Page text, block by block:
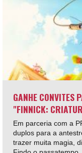
GANHE CONVITES
"FINNICK:
Em parceria com a
duplos para a
trazer muita magia,